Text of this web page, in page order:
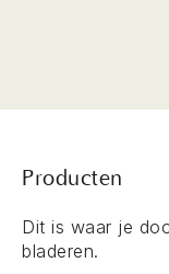
Producten
Dit is waar je
bladeren.